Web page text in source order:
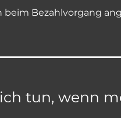
beim Bezahlvorgang
tun, wenn